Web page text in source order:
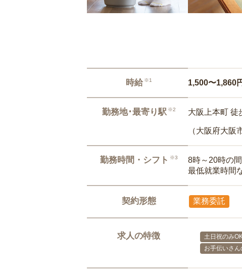
時給 ※1 1,500〜1,860
勤務地･最寄り駅 ※2 大阪上本町 徒
（大阪府大阪
勤務時間・シフト ※3
8時～20時の
最低就業時間
契約形態 業務委託
求人の特徴 土日祝のみ
お手伝いさん